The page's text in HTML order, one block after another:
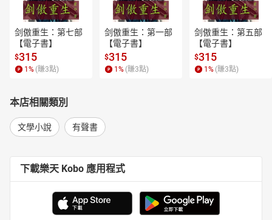
剑傲重生：第七部
【電子書】
$315
1% (賺3點)
剑傲重生：第一部
【電子書】
$315
1% (賺3點)
剑傲重生：第五部
【電子書】
$315
1% (賺3點)
本店相關類別
文學小說 有聲書
下載樂天 Kobo 應用程式